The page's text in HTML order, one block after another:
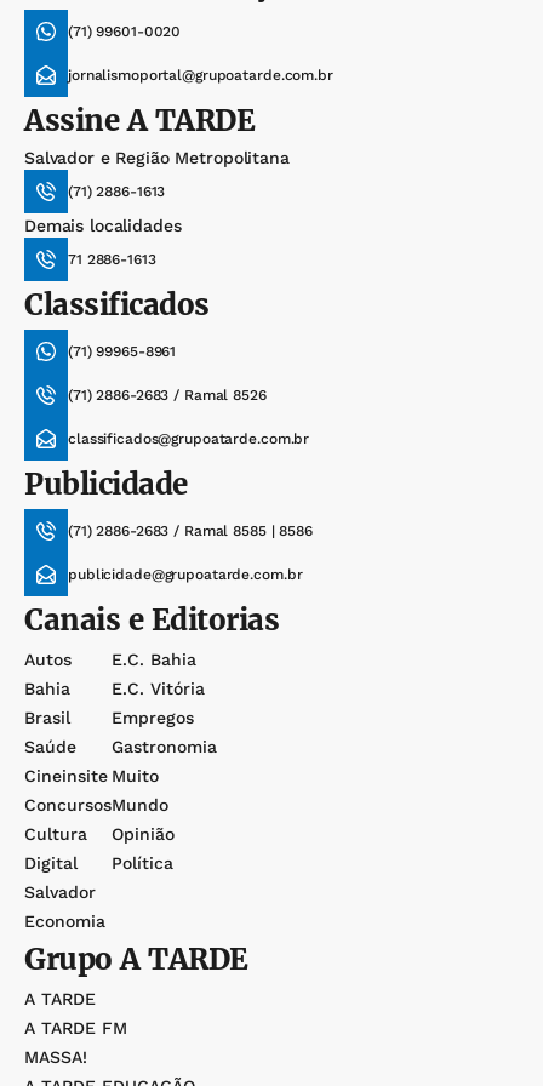
(71) 99601-0020
jornalismoportal@grupoatarde.com.br
AssineA TARDE
Salvador e Região Metropolitana
(71) 2886-1613
Demais localidades
71 2886-1613
Classificados
(71) 99965-8961
(71) 2886-2683 / Ramal 8526
classificados@grupoatarde.com.br
Publicidade
(71) 2886-2683 / Ramal 8585 | 8586
publicidade@grupoatarde.com.br
Canais e Editorias
Autos
Bahia
Brasil
Saúde
Cineinsite
Concursos
Cultura
Digital
Salvador
Economia
E.c. Bahia
E.c. Vitória
Empregos
Gastronomia
Muito
Mundo
Opinião
Política
GrupoA TARDE
A TARDE
A TARDE FM
MASSA!